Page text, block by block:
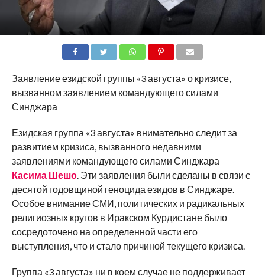
Заявление езидской группы «3 августа» о кризисе,
вызванном заявлением командующего силами
Синджара
Езидская группа «3 августа» внимательно следит за
развитием кризиса, вызванного недавними
заявлениями командующего силами Синджара
Касима Шешо. Эти заявления были сделаны в связи с
десятой годовщиной геноцида езидов в Синджаре.
Особое внимание СМИ, политических и радикальных
религиозных кругов в Иракском Курдистане было
сосредоточено на определенной части его
выступления, что и стало причиной текущего кризиса.
Группа «3 августа» ни в коем случае не поддерживает